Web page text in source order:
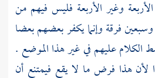
وغير الأربعة فليس فيهم من
فرقة وإنما يكفر بعضهم بعضا
الكلام عليهم في غير هذا الموضع .
لأن هذا فرض ما لا يقع فيمتنع أن